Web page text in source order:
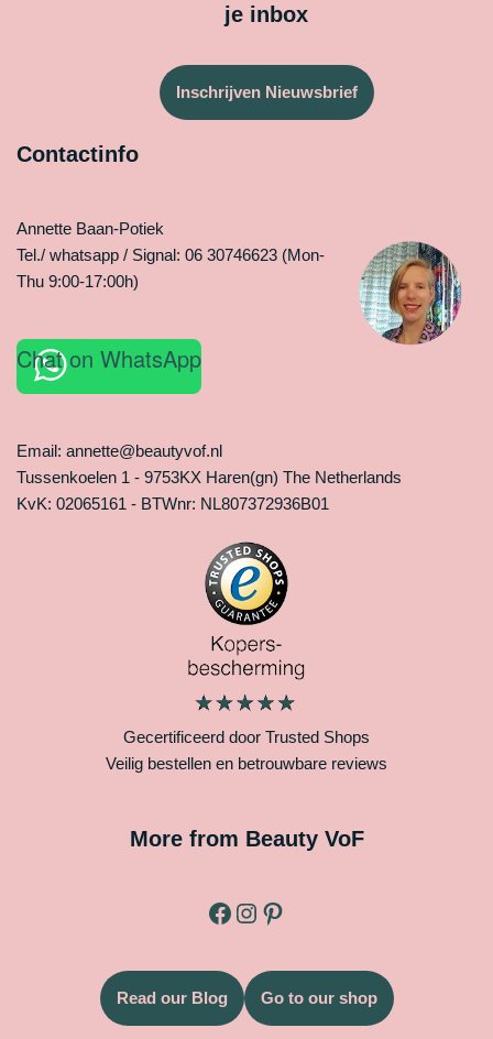
je inbox
Inschrijven Nieuwsbrief
Contactinfo
Annette Baan-Potiek
Tel./ whatsapp / Signal: 06 30746623 (Mon-
Thu 9:00-17:00h)
Chat on WhatsApp
Email: annette@beautyvof.nl
Tussenkoelen 1 - 9753KX Haren(gn) The Netherlands
KvK: 02065161 - BTWnr: NL807372936B01
Gecertificeerd door Trusted Shops
Veilig bestellen en betrouwbare reviews
More from Beauty VoF
Read our Blog Go to our shop